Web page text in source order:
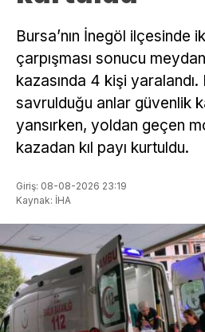
Bursa’nın İnegöl ilçesinde
çarpışması sonucu
kazasında 4 kişi
savrulduğu anlar güvenlik
yansırken, yoldan geçen
kazadan kıl payı kurtuldu.
Giriş: 08-08-2026 23:19
Kaynak: İHA